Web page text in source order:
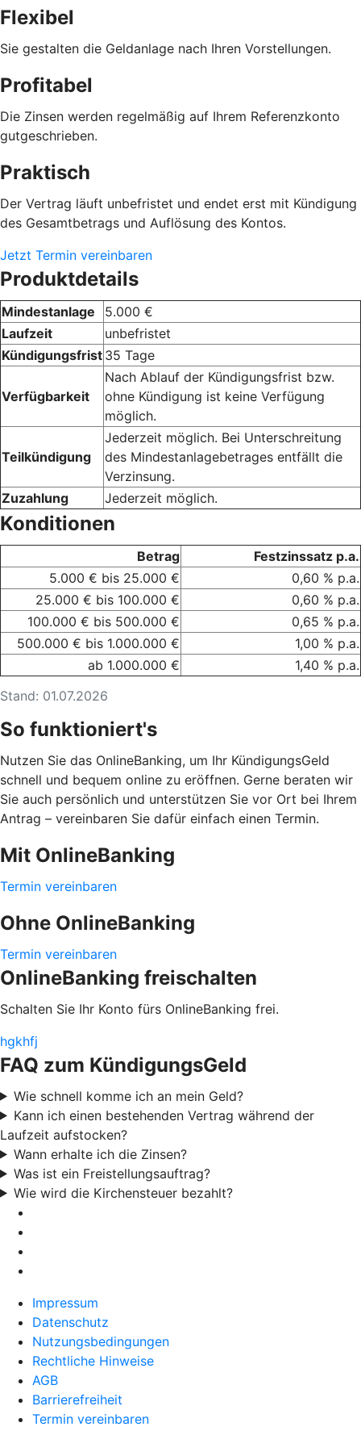
Flexibel
Sie gestalten die Geldanlage nach Ihren Vorstellungen.
Profitabel
Die Zinsen werden regelmäßig auf Ihrem Referenzkonto
gutgeschrieben.
Praktisch
Der Vertrag läuft unbefristet und endet erst mit Kündigung
des Gesamtbetrags und Auflösung des Kontos.
Jetzt Termin vereinbaren
Produktdetails
Mindestanlage
5.000 €
Laufzeit
unbefristet
Kündigungsfrist 35 Tage
Verfügbarkeit
Nach Ablauf der Kündigungsfrist bzw.
ohne Kündigung ist keine Verfügung
möglich.
Teilkündigung
Jederzeit möglich. Bei Unterschreitung
des Mindestanlagebetrages entfällt die
Verzinsung.
Zuzahlung
Jederzeit möglich.
Konditionen
Stand: 01.07.2026
Betrag
Festzinssatz p.a.
5.000 € bis 25.000 €
0,60 % p.a.
25.000 € bis 100.000 €
0,60 % p.a.
100.000 € bis 500.000 €
0,65 % p.a.
500.000 € bis 1.000.000 €
1,00 % p.a.
ab 1.000.000 €
1,40 % p.a.
So funktioniert's
Nutzen Sie das OnlineBanking, um Ihr KündigungsGeld
schnell und bequem online zu eröffnen. Gerne beraten wir
Sie auch persönlich und unterstützen Sie vor Ort bei Ihrem
Antrag – vereinbaren Sie dafür einfach einen Termin.
Mit OnlineBanking
Termin vereinbaren
Ohne OnlineBanking
Termin vereinbaren
OnlineBanking freischalten
Schalten Sie Ihr Konto fürs OnlineBanking frei.
hgkhfj
FAQ zum KündigungsGeld
Wie schnell komme ich an mein Geld?
Kann ich einen bestehenden Vertrag während der
Laufzeit aufstocken?
Wann erhalte ich die Zinsen?
Was ist ein Freistellungsauftrag?
Wie wird die Kirchensteuer bezahlt?
Impressum
Datenschutz
Nutzungsbedingungen
Rechtliche Hinweise
AGB
Barrierefreiheit
Termin vereinbaren